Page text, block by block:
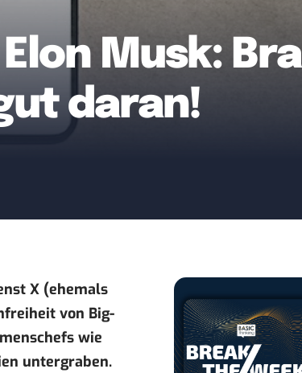
Musk:
daran!
X (ehemals
von Big-
wie
untergraben.